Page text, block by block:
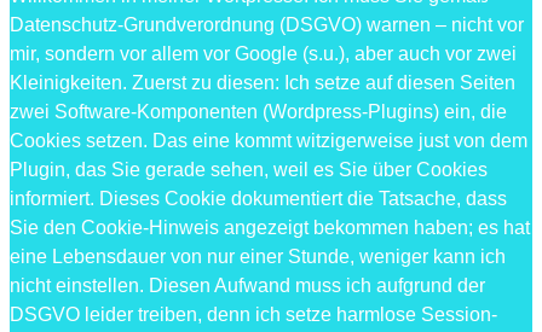
Datenschutz-Grundverordnung (DSGVO) warnen – nicht vor
mir, sondern vor allem vor Google (s.u.), aber auch vor zwei
Kleinigkeiten. Zuerst zu diesen: Ich setze auf diesen Seiten
zwei Software-Komponenten (Wordpress-Plugins) ein, die
Cookies setzen. Das eine kommt witzigerweise just von dem
Plugin, das Sie gerade sehen, weil es Sie über Cookies
informiert. Dieses Cookie dokumentiert die Tatsache, dass
Sie den Cookie-Hinweis angezeigt bekommen haben; es hat
eine Lebensdauer von nur einer Stunde, weniger kann ich
nicht einstellen. Diesen Aufwand muss ich aufgrund der
DSGVO leider treiben, denn ich setze harmlose Session-